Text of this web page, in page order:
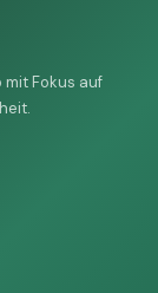
Fokus auf